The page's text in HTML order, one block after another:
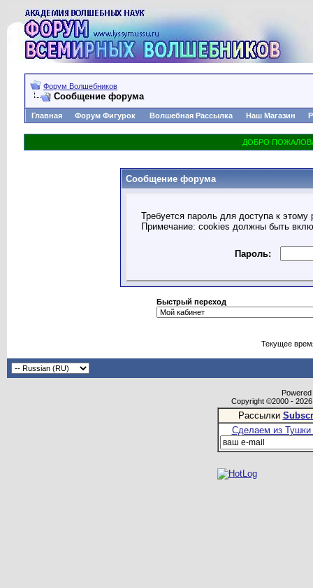
Форум Волшебников
Сообщение форума
Главная Форум Фигурок Волшебная Рассылка Наш Магазин
Сообщение форума
Требуется пароль для доступа к
Примечание: cookies должны быть
Пароль:
Быстрый переход
Текущее
Copyright ©2000 -
Рассылки
Сделаем из Тушки